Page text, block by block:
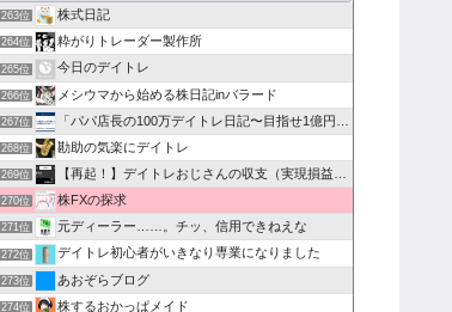
263位 株式日記
264位 粋がりトレーダー製作所
265位 今日のデイトレ
266位 メシウマから始める株日記inバラード
267位 「パパ店長の100万デイトレ日記〜目指せ1億円〜」
268位 勘助の気楽にデイトレ
269位 【再起！】デイトレおじさんの収支（実現損益）報告！
270位 株FXの探求
271位 元ディーラー……。チッ、信用できねえな
272位 デイトレ初心者がいきなり専業になりました
273位 あおぞらブログ
274位 株するおかっぱメイド